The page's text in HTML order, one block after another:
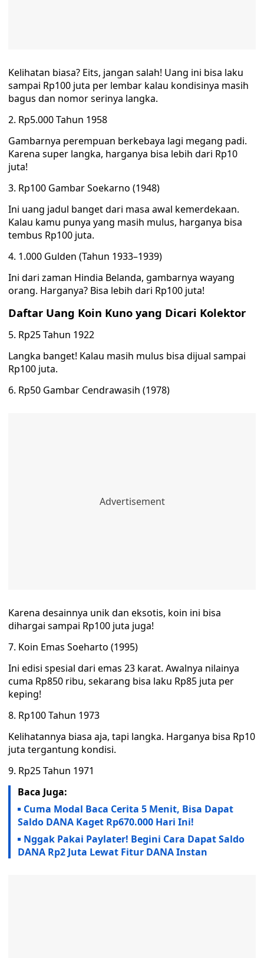
Kelihatan biasa? Eits, jangan salah! Uang ini bisa laku
sampai Rp100 juta per lembar kalau kondisinya masih
bagus dan nomor serinya langka.
2. Rp5.000 Tahun 1958
Gambarnya perempuan berkebaya lagi megang padi.
Karena super langka, harganya bisa lebih dari Rp10
juta!
3. Rp100 Gambar Soekarno (1948)
Ini uang jadul banget dari masa awal kemerdekaan.
Kalau kamu punya yang masih mulus, harganya bisa
tembus Rp100 juta.
4. 1.000 Gulden (Tahun 1933–1939)
Ini dari zaman Hindia Belanda, gambarnya wayang
orang. Harganya? Bisa lebih dari Rp100 juta!
Daftar Uang Koin Kuno yang Dicari Kolektor
5. Rp25 Tahun 1922
Langka banget! Kalau masih mulus bisa dijual sampai
Rp100 juta.
6. Rp50 Gambar Cendrawasih (1978)
Karena desainnya unik dan eksotis, koin ini bisa
dihargai sampai Rp100 juta juga!
7. Koin Emas Soeharto (1995)
Ini edisi spesial dari emas 23 karat. Awalnya nilainya
cuma Rp850 ribu, sekarang bisa laku Rp85 juta per
keping!
8. Rp100 Tahun 1973
Kelihatannya biasa aja, tapi langka. Harganya bisa Rp10
juta tergantung kondisi.
9. Rp25 Tahun 1971
Baca Juga:
Cuma Modal Baca Cerita 5 Menit, Bisa Dapat
Saldo DANA Kaget Rp670.000 Hari Ini!
Nggak Pakai Paylater! Begini Cara Dapat Saldo
DANA Rp2 Juta Lewat Fitur DANA Instan